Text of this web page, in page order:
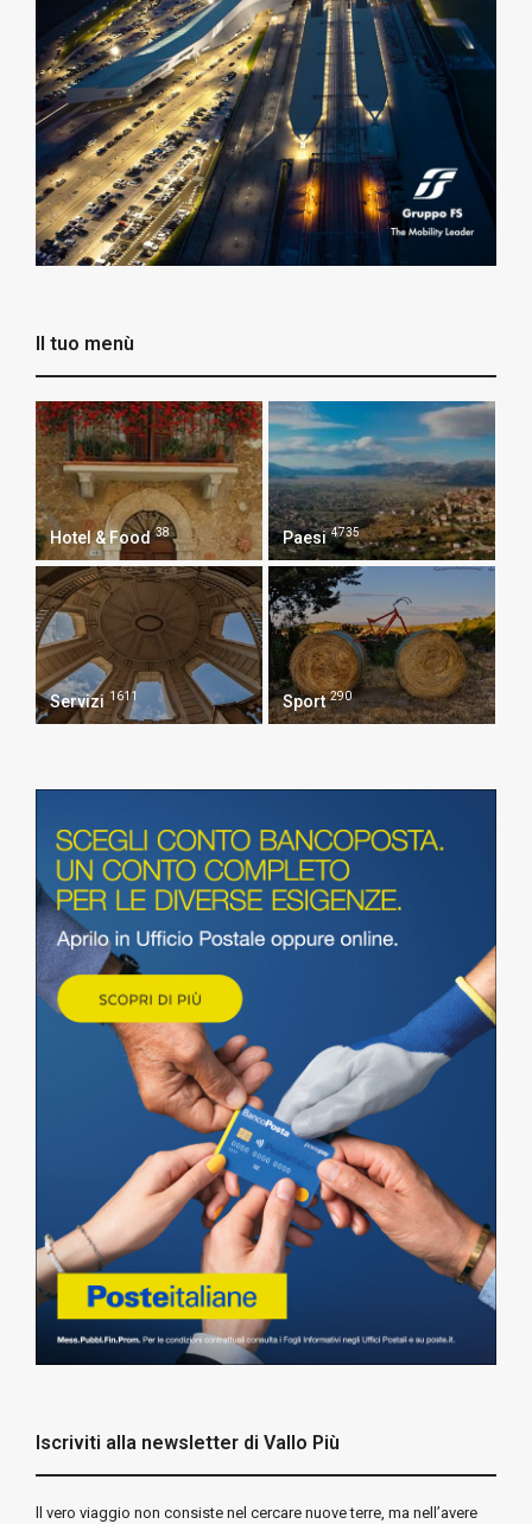
Il tuo menù
Hotel & Food 38 Paesi 4735
Servizi 1611 Sport 290
Iscriviti alla newsletter di Vallo Più
ll vero viaggio non consiste nel cercare nuove terre, ma nell’avere